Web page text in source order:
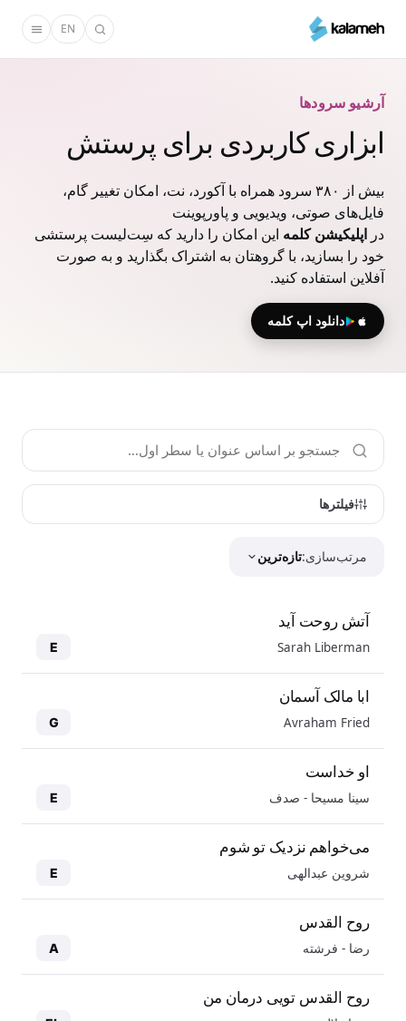
محتوای
EN
آرشیو سرودها
ابزاری کاربردی برای پرستش
بیش از ۳۸۰ سرود همراه با آکورد، نت، امکان تغییر گام،
فایل‌های صوتی، ویدیویی و پاورپوینت
در اپلیکیشن کلمه این امکان را دارید که سِت‌لیست پرستشی
خود را بسازید، با گروهتان به اشتراک بگذارید و به صورت
آفلاین استفاده کنید.
دانلود اپ کلمه
فیلترها
مرتب‌سازی:تازه‌ترین
آتش روحت آید
Sarah Liberman
E
ابا مالک آسمان
Avraham Fried
G
او خداست
سینا مسیحا - صدف E
می‌خواهم نزدیک تو شوم
شروین عبدالهی E
روح القدس
رضا - فرشته A
روح القدس تویی درمان من